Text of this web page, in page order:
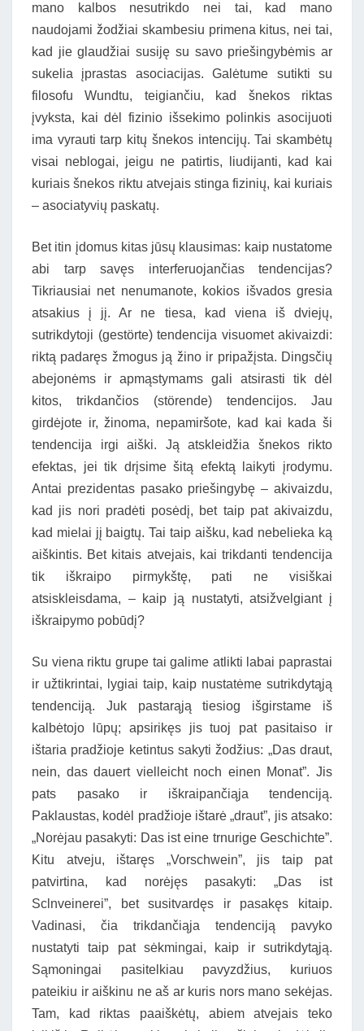
mano kalbos nesutrikdo nei tai, kad mano
naudojami žodžiai skambesiu primena kitus, nei tai,
kad jie glaudžiai susiję su savo priešingybėmis ar
sukelia įprastas asociacijas. Galėtume sutikti su
filosofu Wundtu, teigiančiu, kad šnekos riktas
įvyksta, kai dėl fizinio išsekimo polinkis asocijuoti
ima vyrauti tarp kitų šnekos intencijų. Tai skambėtų
visai neblogai, jeigu ne patirtis, liudijanti, kad kai
kuriais šnekos riktu atvejais stinga fizinių, kai kuriais
– asociatyvių paskatų.
Bet itin įdomus kitas jūsų klausimas: kaip nustatome
abi tarp savęs interferuojančias tendencijas?
Tikriausiai net nenumanote, kokios išvados gresia
atsakius į jį. Ar ne tiesa, kad viena iš dviejų,
sutrikdytoji (gestörte) tendencija visuomet akivaizdi:
riktą padaręs žmogus ją žino ir pripažįsta. Dingsčių
abejonėms ir apmąstymams gali atsirasti tik dėl
kitos, trikdančios (störende) tendencijos. Jau
girdėjote ir, žinoma, nepamiršote, kad kai kada ši
tendencija irgi aiški. Ją atskleidžia šnekos rikto
efektas, jei tik drįsime šitą efektą laikyti įrodymu.
Antai prezidentas pasako priešingybę – akivaizdu,
kad jis nori pradėti posėdį, bet taip pat akivaizdu,
kad mielai jį baigtų. Tai taip aišku, kad nebelieka ką
aiškintis. Bet kitais atvejais, kai trikdanti tendencija
tik iškraipo pirmykštę, pati ne visiškai
atsiskleisdama, – kaip ją nustatyti, atsižvelgiant į
iškraipymo pobūdį?
Su viena riktu grupe tai galime atlikti labai paprastai
ir užtikrintai, lygiai taip, kaip nustatėme sutrikdytąją
tendenciją. Juk pastarąją tiesiog išgirstame iš
kalbėtojo lūpų; apsirikęs jis tuoj pat pasitaiso ir
ištaria pradžioje ketintus sakyti žodžius: „Das draut,
nein, das dauert vielleicht noch einen Monat”. Jis
pats pasako ir iškraipančiąja tendenciją.
Paklaustas, kodėl pradžioje ištarė „draut”, jis atsako:
„Norėjau pasakyti: Das ist eine trnurige Geschichte”.
Kitu atveju, ištaręs „Vorschwein”, jis taip pat
patvirtina, kad norėjęs pasakyti: „Das ist
Sclnveinerei”, bet susitvardęs ir pasakęs kitaip.
Vadinasi, čia trikdančiąja tendenciją pavyko
nustatyti taip pat sėkmingai, kaip ir sutrikdytąją.
Sąmoningai pasitelkiau pavyzdžius, kuriuos
pateikiu ir aiškinu ne aš ar kuris nors mano sekėjas.
Tam, kad riktas paaiškėtų, abiem atvejais teko